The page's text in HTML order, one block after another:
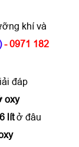
khí và
- 0971 182
đáp
oxy
lítở đâu